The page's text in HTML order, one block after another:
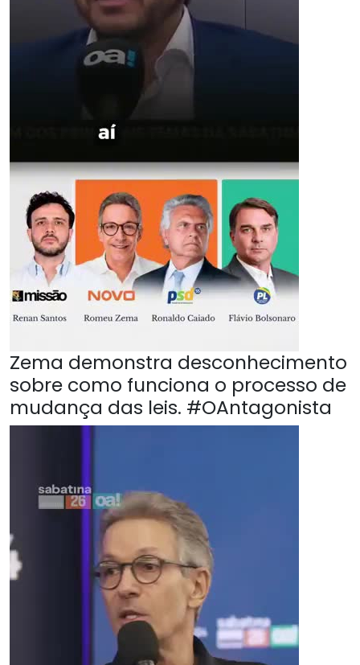
Zema demonstra desconhecimento
sobre como funciona o processo de
mudança das leis. #OAntagonista